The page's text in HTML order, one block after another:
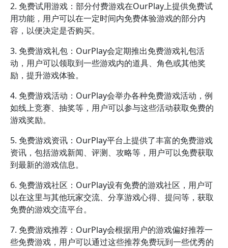
2. 免费试用游戏：部分付费游戏在OurPlay上提供免费试
用功能，用户可以在一定时间内免费体验游戏的部分内
容，以便决定是否购买。
3. 免费游戏礼包：OurPlay会定期推出免费游戏礼包活
动，用户可以领取到一些游戏内的道具、角色或其他奖
励，提升游戏体验。
4. 免费游戏活动：OurPlay会举办各种免费游戏活动，例
如线上竞赛、抽奖等，用户可以参与这些活动获取免费的
游戏奖励。
5. 免费游戏资讯：OurPlay平台上提供了丰富的免费游戏
资讯，包括游戏新闻、评测、攻略等，用户可以免费获取
到最新的游戏信息。
6. 免费游戏社区：OurPlay设有免费的游戏社区，用户可
以在这里与其他玩家交流、分享游戏心得、提问等，获取
免费的游戏交流平台。
7. 免费游戏推荐：OurPlay会根据用户的游戏偏好推荐一
些免费游戏，用户可以通过这些推荐免费玩到一些优秀的